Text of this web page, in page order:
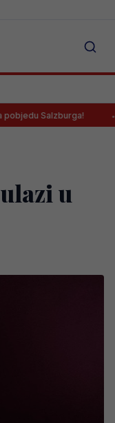
Salzburga!
u